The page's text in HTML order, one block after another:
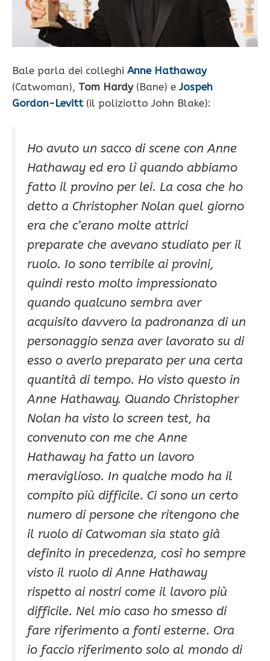
Bale parla dei colleghi Anne Hathaway
(Catwoman), Tom Hardy(Bane) eJospeh
Gordon-Levitt(il poliziotto John Blake):
Ho avuto un sacco di scene con Anne
Hathaway ed ero lì quando abbiamo
fatto il provino per lei. La cosa che ho
detto a Christopher Nolan quel giorno
era che c’erano molte attrici
preparate che avevano studiato per il
ruolo. Io sono terribile ai provini,
quindi resto molto impressionato
quando qualcuno sembra aver
acquisito davvero la padronanza di un
personaggio senza aver lavorato su di
esso o averlo preparato per una certa
quantità di tempo. Ho visto questo in
Anne Hathaway. Quando Christopher
Nolan ha visto lo screen test, ha
convenuto con me che Anne
Hathaway ha fatto un lavoro
meraviglioso. In qualche modo ha il
compito più difficile. Ci sono un certo
numero di persone che ritengono che
il ruolo di Catwoman sia stato già
definito in precedenza, così ho sempre
visto il ruolo di Anne Hathaway
rispetto ai nostri come il lavoro più
difficile. Nel mio caso ho smesso di
fare riferimento a fonti esterne. Ora
io faccio riferimento solo al mondo di